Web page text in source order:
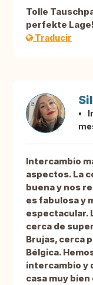
Tolle
perfekte
Traducir
Intercambio
aspectos. La
buena y nos
es fabulosa y
espectacular.
cerca de
Brujas, cerca
Bélgica.
intercambio y
casa muy